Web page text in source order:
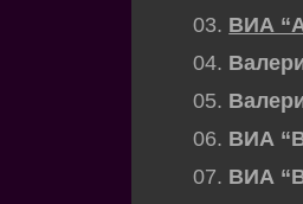
03. ВИА
04.
05.
06. ВИА
07. ВИА